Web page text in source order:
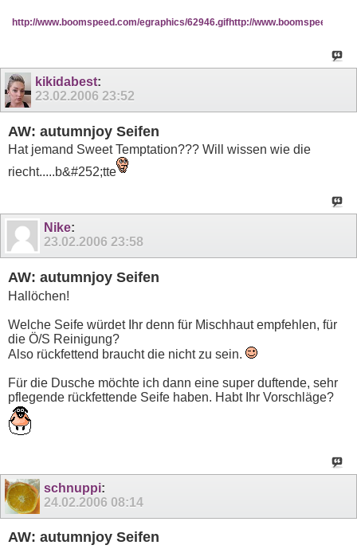
http://www.boomspeed.com/egraphics/62946.gifhttp://
kikidabest:
23.02.2006 23:52
AW: autumnjoy Seifen
Hat jemand Sweet Temptation??? Will wissen wie die
riecht.....b&#252;tte
Nike:
23.02.2006 23:58
AW: autumnjoy Seifen
Hallöchen!
Welche Seife würdet Ihr denn für Mischhaut empfehlen, für
die Ö/S Reinigung?
Also rückfettend braucht die nicht zu sein.
Für die Dusche möchte ich dann eine super duftende, sehr
pflegende rückfettende Seife haben. Habt Ihr Vorschläge?
schnuppi:
24.02.2006 08:14
AW: autumnjoy Seifen